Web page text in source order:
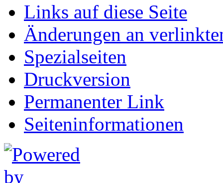
Links auf diese Seite
Änderungen an
Spezialseiten
Druckversion
Permanenter Link
Seiten­informationen